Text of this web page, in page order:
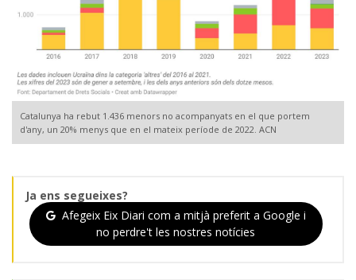
Catalunya ha rebut 1.436 menors no acompanyats en el que portem
d'any, un 20% menys que en el mateix període de 2022. ACN
Ja ens segueixes?
Afegeix Eix Diari com a mitjà preferit a Google i
no perdre't les nostres notícies